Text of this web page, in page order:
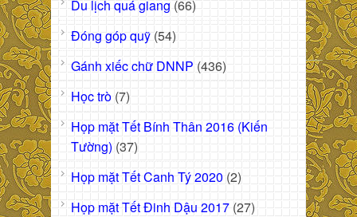
Du lịch quá giang (66)
Đóng góp quỹ (54)
Gánh xiếc chữ DNNP (436)
Học trò (7)
Họp mặt Tết Bính Thân 2016 (Kiến
Tường) (37)
Họp mặt Tết Canh Tý 2020 (2)
Họp mặt Tết Đinh Dậu 2017 (27)